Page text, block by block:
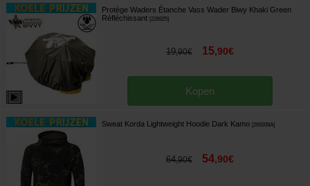
Protège Waders Étanche Vass Wader Biwy Khaki Green
Réfléchissant
226925]
19,90€ 15,90€
Kopen
Sweat Korda Lightweight Hoodie Dark Kamo 269208A]
64,90€ 54,90€